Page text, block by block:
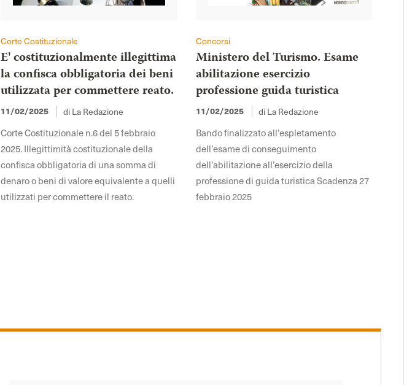
Corte Costituzionale
E' costituzionalmente illegittima
la confisca obbligatoria dei beni
utilizzata per commettere reato.
11/02/2025 di La Redazione
Corte Costituzionale n.6 del 5 febbraio
2025. Illegittimità costituzionale della
confisca obbligatoria di una somma di
denaro o beni di valore equivalente a quelli
utilizzati per commettere il reato.
Concorsi
Ministero del Turismo. Esame
abilitazione esercizio
professione guida turistica
11/02/2025 di La Redazione
Bando finalizzato all’espletamento
dell’esame di conseguimento
dell’abilitazione all’esercizio della
professione di guida turistica Scadenza 27
febbraio 2025